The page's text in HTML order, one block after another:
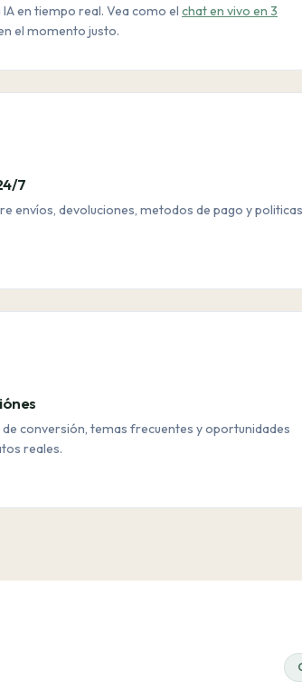
en tiempo real. Vea como el chat en vivo en 3
el momento justo.
7
envíos, devoluciones, metodos de pago y politicas
conversión, temas frecuentes y oportunidades
reales.